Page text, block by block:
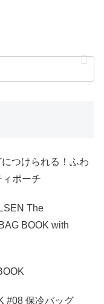
つけられる！ふわ
ポーチ
The
BOOK with
#08 保冷バッグ